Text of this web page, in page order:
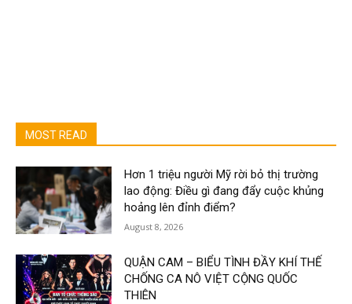
MOST READ
Hơn 1 triệu người Mỹ rời bỏ thị trường
lao động: Điều gì đang đẩy cuộc khủng
hoảng lên đỉnh điểm?
August 8, 2026
QUẬN CAM – BIỂU TÌNH ĐẦY KHÍ THẾ
CHỐNG CA NÔ VIỆT CỘNG QUỐC
THIÊN